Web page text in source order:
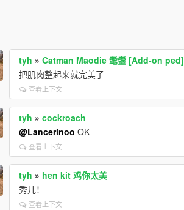
tyh »Catman Maodie 耄耋 [Add-on ped]
把肌肉整起来就完美了
查看上下文
tyh »cockroach
@Lancerinoo OK
查看上下文
tyh » hen kit 鸡你太美
秀儿！
查看上下文